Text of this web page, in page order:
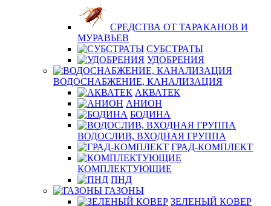
СРЕДСТВА ОТ ТАРАКАНОВ И
МУРАВЬЕВ
СУБСТРАТЫ
УДОБРЕНИЯ
ВОДОСНАБЖЕНИЕ, КАНАЛИЗАЦИЯ
АКВАТЕК
АНИОН
БОДИНА
ВОДОСЛИВ, ВХОДНАЯ ГРУППА
ГРАД-КОМПЛЕКТ
КОМПЛЕКТУЮЩИЕ
ПНД
ГАЗОНЫ
ЗЕЛЕНЫЙ КОВЕР